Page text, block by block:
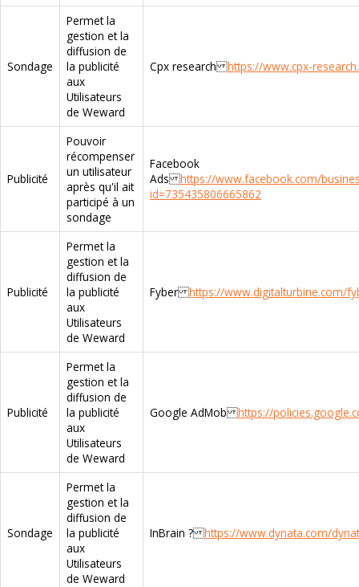
Sondage
Permet la
gestion et la
diffusion de
la publicité
aux
Utilisateurs
de Weward
Cpx researchhttps://www.cpx-
Publicité
Pouvoir
récompenser
un utilisateur
après qu'il ait
participé à un
sondage
Facebook
Adshttps://www.facebook.com/
id=735435806665862
Publicité
Permet la
gestion et la
diffusion de
la publicité
aux
Utilisateurs
de Weward
Fyberhttps://www.digitalturbine.com/
Publicité
Permet la
gestion et la
diffusion de
la publicité
aux
Utilisateurs
de Weward
Google AdMobhttps://
Sondage
Permet la
gestion et la
diffusion de
la publicité
aux
Utilisateurs
de Weward
InBrain ?https://www.dynata.com/